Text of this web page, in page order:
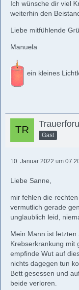
Ich wünsche dir viel
weiterhin den
Liebe mitfühlende
Manuela
ein kleines
Gast
10. Januar 2022 um
Liebe Sanne,
mir fehlen die
vermutlich gerade
unglaublich leid,
Mein Mann ist
Krebserkrankung mit
empfinde Wut auf
nichts dagegen tun
Bett gesessen und
beide verloren.